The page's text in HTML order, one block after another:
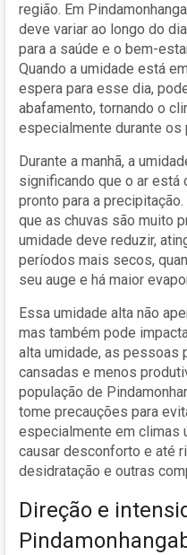
região. Em
deve variar ao longo do
para a saúde e o bem-
Quando a umidade está
espera para esse dia,
abafamento, tornando o
especialmente durante
Durante a manhã, a
significando que o ar está
pronto para a
que as chuvas são muito
umidade deve reduzir,
períodos mais secos,
seu auge e há maior
Essa umidade alta não
mas também pode
alta umidade, as pessoas
cansadas e menos
população de
tome precauções para
especialmente em climas
causar desconforto e até
desidratação e outras
Direção e